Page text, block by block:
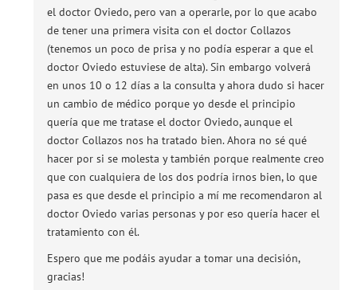
el doctor Oviedo, pero van a operarle, por lo que acabo
de tener una primera visita con el doctor Collazos
(tenemos un poco de prisa y no podía esperar a que el
doctor Oviedo estuviese de alta). Sin embargo volverá
en unos 10 o 12 días a la consulta y ahora dudo si hacer
un cambio de médico porque yo desde el principio
quería que me tratase el doctor Oviedo, aunque el
doctor Collazos nos ha tratado bien. Ahora no sé qué
hacer por si se molesta y también porque realmente creo
que con cualquiera de los dos podría irnos bien, lo que
pasa es que desde el principio a mí me recomendaron al
doctor Oviedo varias personas y por eso quería hacer el
tratamiento con él.
Espero que me podáis ayudar a tomar una decisión,
gracias!